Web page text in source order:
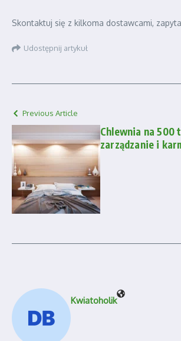
Skontaktuj się z kilkoma dostawcami,
Udostępnij artykuł
Previous Article
Chlewnia na
zarządzanie i
Kwiatoholik